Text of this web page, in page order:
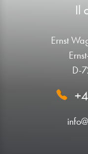
Il
Ernst
D-